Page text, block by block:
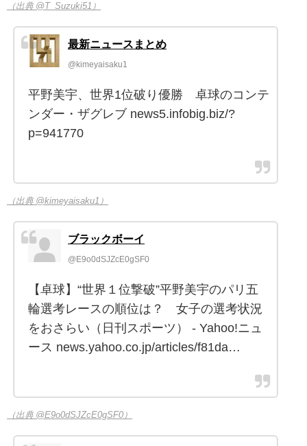
（出典 @T_Suzuki51）
最新ニュースまとめ
@kimeyaisaku1
平野美宇、世界1位破り優勝 卓球のコンテ
ンダー・ザグレブ news5.infobig.biz/?
p=941770
（出典 @kimeyaisaku1）
ブラックボーイ
@E9o0dSJZcE0gSF0
【卓球】“世界１位撃破”平野美宇のパリ五
輪選考レースの順位は？ 女子の選考状況
をおさらい（日刊スポーツ） - Yahoo!ニュ
ース news.yahoo.co.jp/articles/f81da…
（出典 @E9o0dSJZcE0gSF0）